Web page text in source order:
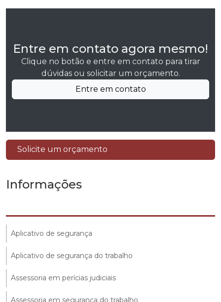
Entre em contato agora mesmo!
Clique no botão e entre em contato para tirar
dúvidas ou solicitar um orçamento.
Entre em contato
Solicite um orçamento
Informações
Aplicativo de segurança
Aplicativo de segurança do trabalho
Assessoria em perícias judiciais
Assessoria em segurança do trabalho